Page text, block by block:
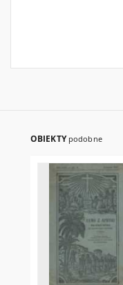
OBIEKTY podobne